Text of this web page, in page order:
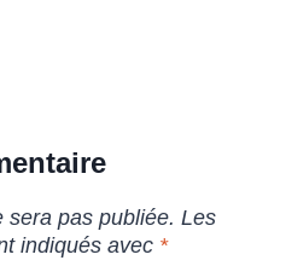
sera pas publiée. Les
indiqués avec *